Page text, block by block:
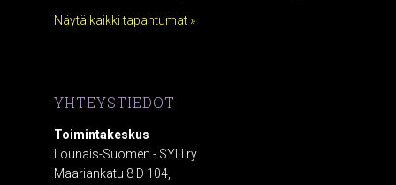
Näytä kaikki tapahtumat »
YHTEYSTIEDOT
Toimintakeskus
Lounais-Suomen - SYLI ry
Maariankatu 8 D 104,